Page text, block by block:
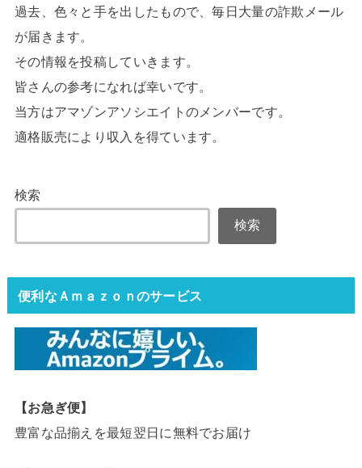
過去、色々と手を出したもので、毎日大量の詐欺メール
が届きます。
その情報を投稿していきます。
皆さんの参考になれば幸いです。
当方はアマゾンアソシエイトのメンバーです。
適格販売により収入を得ています。
検索
検索
便利なＡｍａｚｏｎのサービス
【お急ぎ便】
豊富な品揃えを最短翌日に無料でお届け